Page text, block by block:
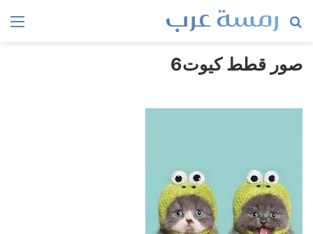
بحث
صور قطط كيوت6